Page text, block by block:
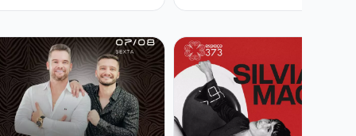
URUGUAIASertanejo Anderson e Everton + Dj Martins
Veja mais sobre SILVIA